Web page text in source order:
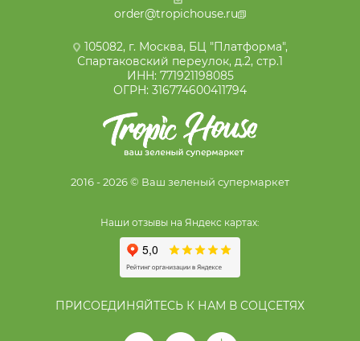
order@tropichouse.ru
105082, г. Москва, БЦ "Платформа",
Спартаковский переулок, д.2, стр.1
ИНН: 771921198085
ОГРН: 316774600411794
2016 - 2026 © Ваш зеленый супермаркет
Наши отзывы на Яндекс картах:
ПРИСОЕДИНЯЙТЕСЬ К НАМ В СОЦСЕТЯХ